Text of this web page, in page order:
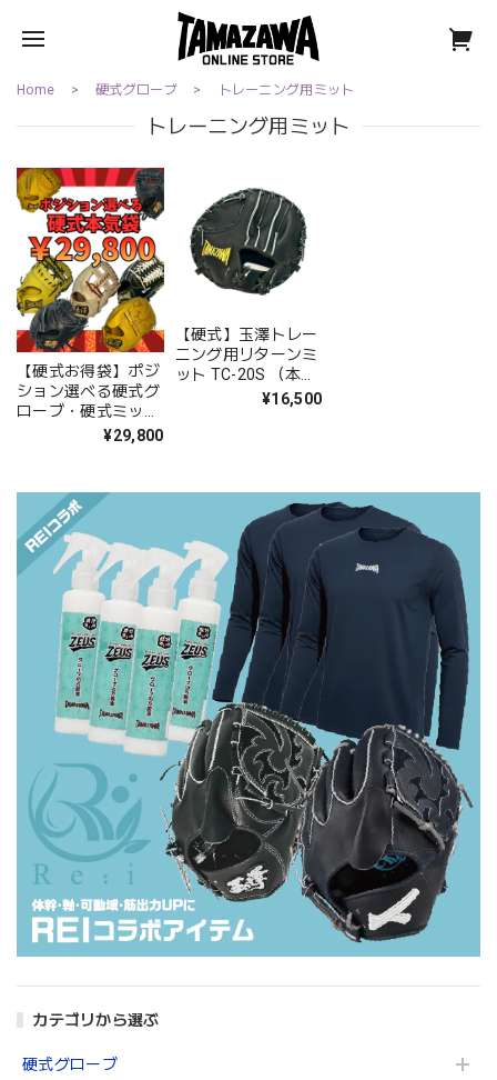
カテゴリから選ぶ
硬式グローブ
Home 硬式グローブ トレーニング用ミット
トレーニング用ミット
【硬式お得袋】ポジ
ション選べる硬式グ
ローブ・硬式ミット
¥29,800
【硬式】玉澤トレー
ニング用リターンミ
ット TC-20S （本体
ブラック）タマザワ
¥16,500